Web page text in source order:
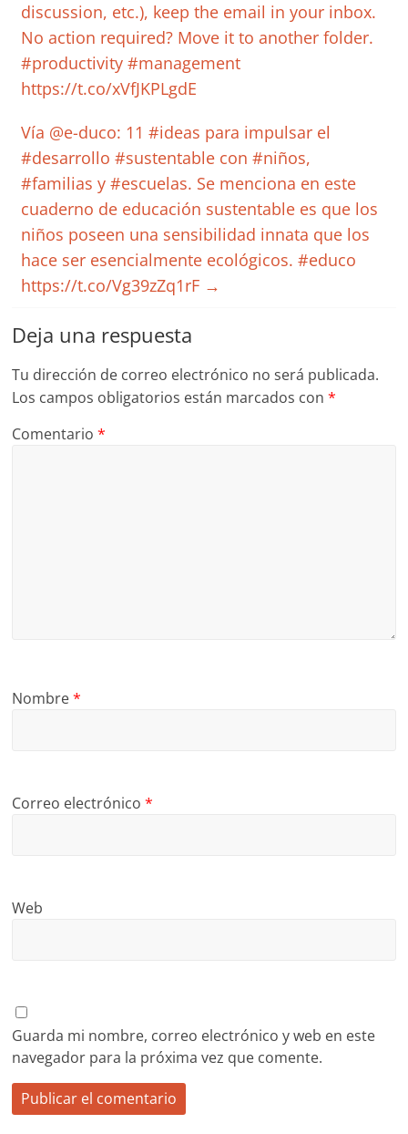
discussion, etc.), keep the email in your inbox.
No action required? Move it to another folder.
#productivity #management
https://t.co/xVfJKPLgdE
Vía @e-duco: 11 #ideas para impulsar el
#desarrollo #sustentable con #niños,
#familias y #escuelas. Se menciona en este
cuaderno de educación sustentable es que los
niños poseen una sensibilidad innata que los
hace ser esencialmente ecológicos. #educo
https://t.co/Vg39zZq1rF →
Deja una respuesta
Tu dirección de correo electrónico no será publicada.
Los campos obligatorios están marcados con*
Comentario*
Nombre*
Correo electrónico*
Web
Guarda mi nombre, correo electrónico y web en este
navegador para la próxima vez que comente.